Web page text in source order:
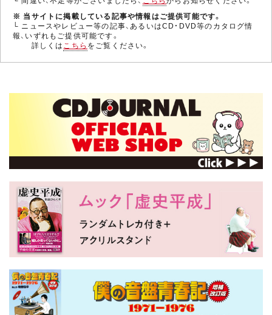
※ 当サイトに掲載している記事や情報はご提供可能です。
└ ニュースやレビュー等の記事、あるいはCD・DVD等のカタログ情
報、いずれもご提供可能です。
詳しくはこちら をご覧ください。